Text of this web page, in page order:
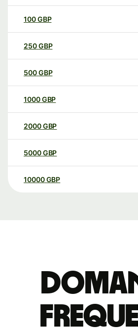
100GBP
250GBP
500GBP
1000GBP
2000GBP
5000GBP
10000 GBP